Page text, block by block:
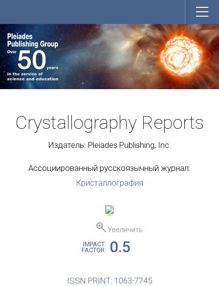
Crystallography Reports
Издатель: Pleiades Publishing, Inc.
Ассоциированный русскоязычный журнал:
Кристаллография
Увеличить
IMPACT
FACTOR
0.5
ISSN PRINT: 1063-7745